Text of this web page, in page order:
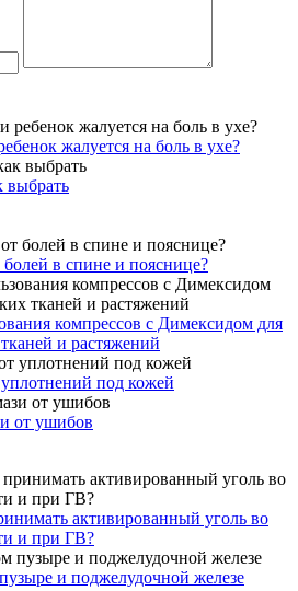
жалуется на боль в ухе?
выбрать
в спине и пояснице?
компрессов с Димексидом для
и растяжений
под кожей
от ушибов
активированный уголь во
и при ГВ?
и поджелудочной железе